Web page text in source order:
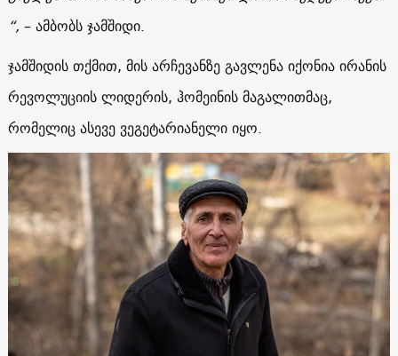
“, – ამბობს ჯამშიდი.
ჯამშიდის თქმით, მის არჩევანზე გავლენა იქონია ირანის
რევოლუციის ლიდერის, ჰომეინის მაგალითმაც,
რომელიც ასევე ვეგეტარიანელი იყო.